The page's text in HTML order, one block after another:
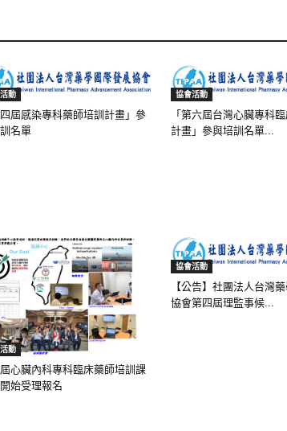
動
四屆感染專科藥師培訓計畫」參
名單
協會活動
「第六屆台灣心臟專科
計畫」參與培訓名單...
動
心臟內科專科臨床藥師培訓課
始受理報名
協會活動
【公告】社團法人台灣
協會第四屆理監事候...